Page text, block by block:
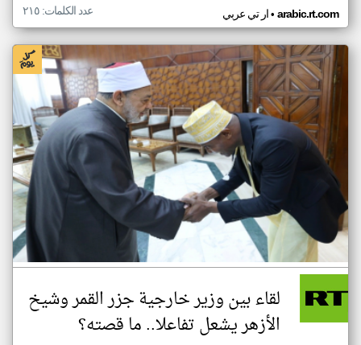
ار تي عربي• arabic.rt.com عدد الكلمات: ٢١٥
لقاء بين وزير خارجية جزر القمر وشيخ
الأزهر يشعل تفاعلا.. ما قصته؟